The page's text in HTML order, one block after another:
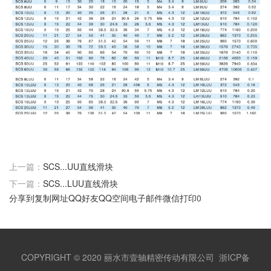
上一篇： SCS...UU直线滑块
下一篇： SCS...LUU直线滑块
分享到复制网址QQ好友QQ空间电子邮件微信打印0
COPYRIGHT © 2020 丽水市壹轴精密传动有限公司 浙ICP备